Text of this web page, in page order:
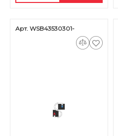
Арт. WSB43530301-